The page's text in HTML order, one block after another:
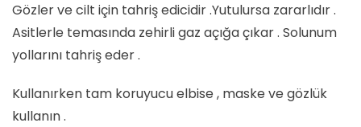
Gözler ve cilt için tahriş edicidir .Yutulursa zararlıdır .
Asitlerle temasında zehirli gaz açığa çıkar . Solunum
yollarını tahriş eder .
Kullanırken tam koruyucu elbise , maske ve gözlük
kullanın .